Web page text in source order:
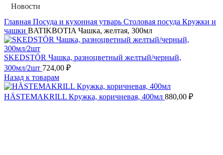
Новости
Главная Посуда и кухонная утварь Столовая посуда Кружки и
чашки BATIKBOTIA Чашка, желтая, 300мл
SKEDSTÖR Чашка, разноцветный желтый/черный,
300мл/2шт 724,00 ₽
Назад к товарам
HÄSTEMAKRILL Кружка, коричневая, 400мл 880,00 ₽